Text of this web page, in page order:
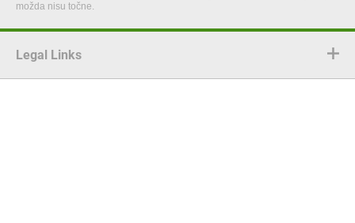
možda nisu točne.
Legal Links